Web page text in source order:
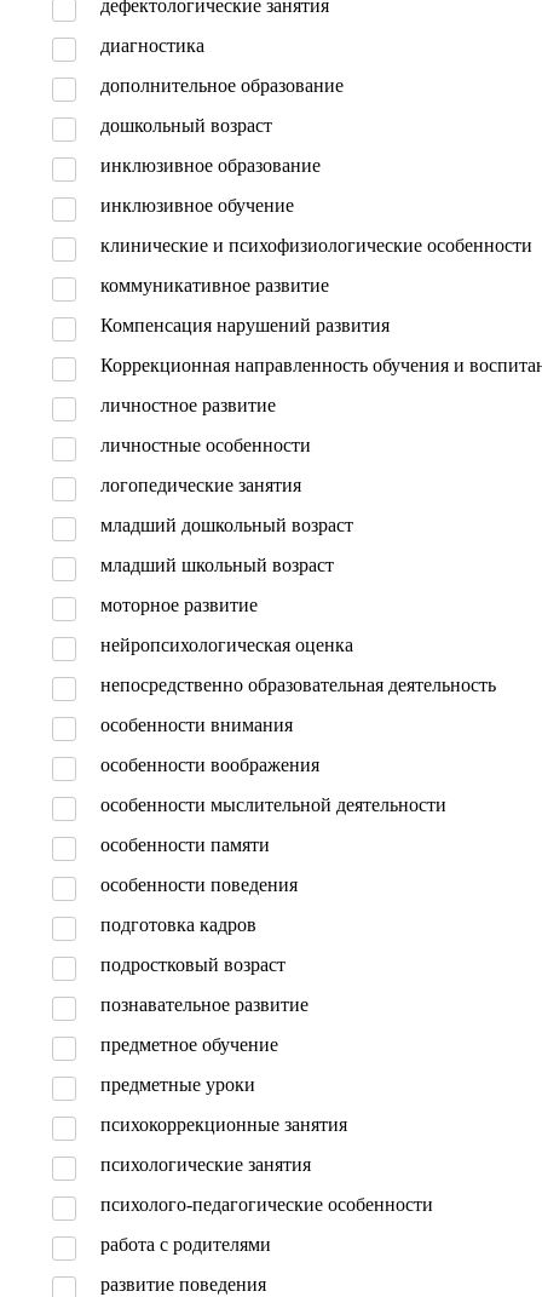
дефектологические занятия
диагностика
дополнительное образование
дошкольный возраст
инклюзивное образование
инклюзивное обучение
клинические и психофизиологические особенности
коммуникативное развитие
Компенсация нарушений развития
Коррекционная направленность обучения и
личностное развитие
личностные особенности
логопедические занятия
младший дошкольный возраст
младший школьный возраст
моторное развитие
нейропсихологическая оценка
непосредственно образовательная деятельность
особенности внимания
особенности воображения
особенности мыслительной деятельности
особенности памяти
особенности поведения
подготовка кадров
подростковый возраст
познавательное развитие
предметное обучение
предметные уроки
психокоррекционные занятия
психологические занятия
психолого-педагогические особенности
работа с родителями
развитие поведения